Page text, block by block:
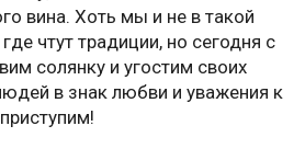
вина. Хоть мы и не в такой
чтут традиции, но сегодня с
солянку и угостим своих
в знак любви и уважения к